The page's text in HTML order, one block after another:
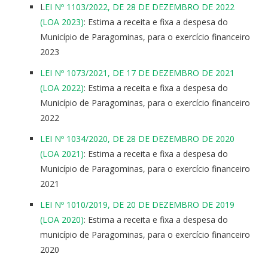
LEI Nº 1103/2022, DE 28 DE DEZEMBRO DE 2022
(LOA 2023): Estima a receita e fixa a despesa do
Município de Paragominas, para o exercício financeiro
2023
LEI Nº 1073/2021, DE 17 DE DEZEMBRO DE 2021
(LOA 2022): Estima a receita e fixa a despesa do
Município de Paragominas, para o exercício financeiro
2022
LEI Nº 1034/2020, DE 28 DE DEZEMBRO DE 2020
(LOA 2021): Estima a receita e fixa a despesa do
Município de Paragominas, para o exercício financeiro
2021
LEI Nº 1010/2019, DE 20 DE DEZEMBRO DE 2019
(LOA 2020): Estima a receita e fixa a despesa do
município de Paragominas, para o exercício financeiro
2020